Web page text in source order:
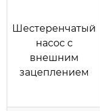
Шестеренчатый
насосс
внешним
зацеплением